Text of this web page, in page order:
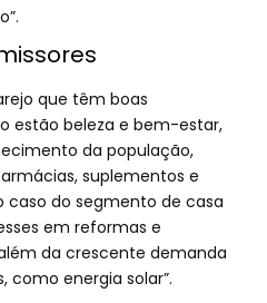
que têm boas
estão beleza e bem-estar,
da população,
suplementos e
do segmento de casa
em reformas e
da crescente demanda
como energia solar”.